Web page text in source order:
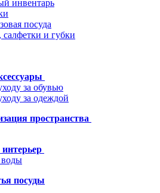
инвентарь
посуда
салфетки и губки
за обувью
за одеждой
пространства
воды
посуды